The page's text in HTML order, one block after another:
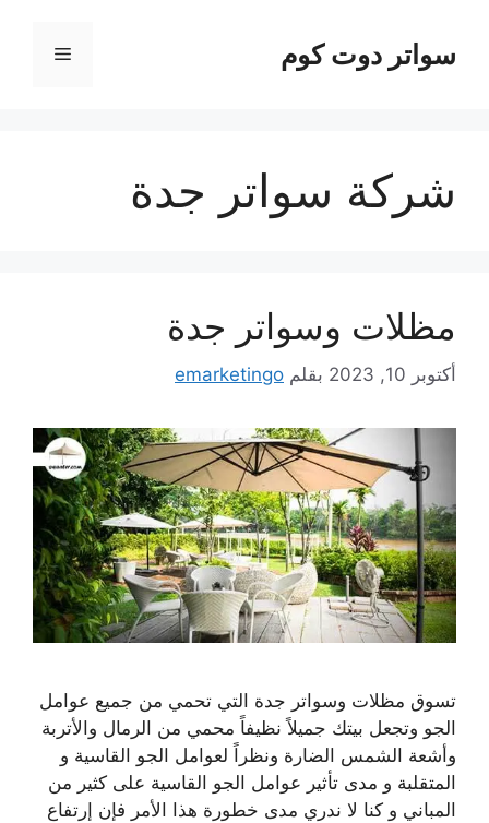
المحتوىسواتر دوت كوم القائمة
شركة سواتر جدة
مظلات وسواتر جدة
أكتوبر 10, 2023 بقلم emarketingo
تسوق مظلات وسواتر جدة التي تحمي من جميع عوامل
الجو وتجعل بيتك جميلاً نظيفاً محمي من الرمال والأتربة
وأشعة الشمس الضارة ونظراً لعوامل الجو القاسية و
المتقلبة و مدى تأثير عوامل الجو القاسية على كثير من
المباني و كنا لا ندري مدى خطورة هذا الأمر فإن إرتفاع